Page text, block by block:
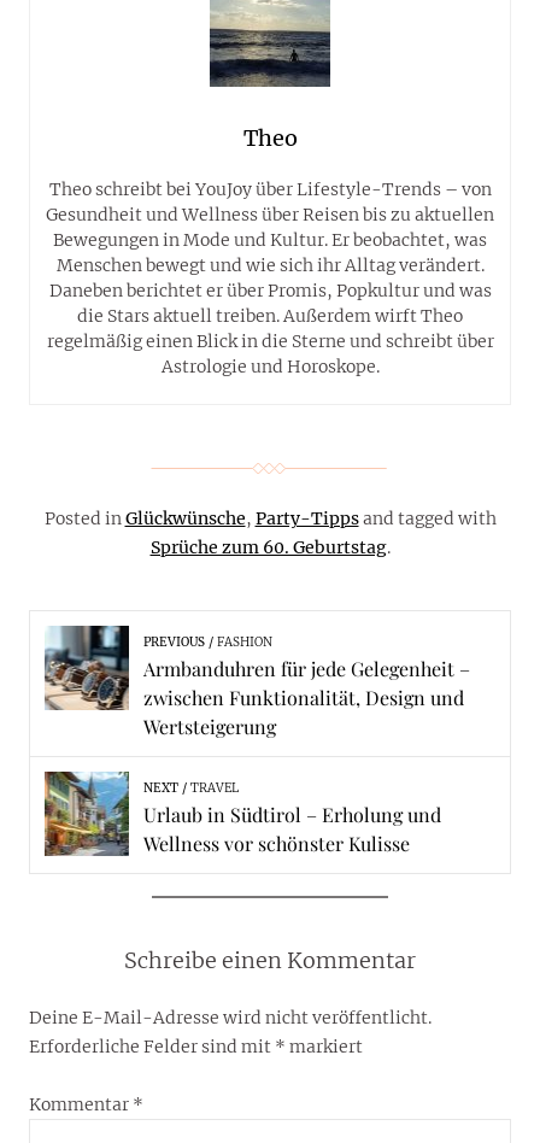
Theo
Theo schreibt bei YouJoy über Lifestyle-Trends – von
Gesundheit und Wellness über Reisen bis zu aktuellen
Bewegungen in Mode und Kultur. Er beobachtet, was
Menschen bewegt und wie sich ihr Alltag verändert.
Daneben berichtet er über Promis, Popkultur und was
die Stars aktuell treiben. Außerdem wirft Theo
regelmäßig einen Blick in die Sterne und schreibt über
Astrologie und Horoskope.
Posted inGlückwünsche, Party-Tippsand tagged with
Sprüche zum 60. Geburtstag.
PREVIOUS FASHION
Armbanduhren für jede Gelegenheit –
zwischen Funktionalität, Design und
Wertsteigerung
NEXT TRAVEL
Urlaub in Südtirol – Erholung und
Wellness vor schönster Kulisse
Schreibe einen Kommentar
Deine E-Mail-Adresse wird nicht veröffentlicht.
Erforderliche Felder sind mit * markiert
Kommentar *